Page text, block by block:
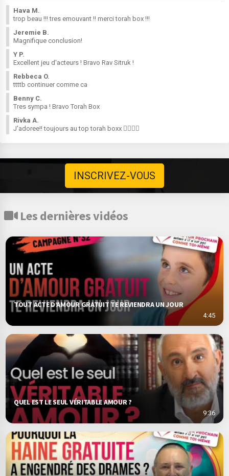
Hava M.
trop beau !!! tres emouvant !! merci torah box !!!
Jeremie B.
Magnifique conclusion!
Y P.
Excellent jeu d'acteurs ! Bravo Rav Sitruk !
Rebbeca O.
ttttb continuer comme ca
Benny C.
Tres sympa ! Bravo Torah Box
Rivka A.
J'adoree!! toujours au top torah boxx 👌🏻👌🏻
INSCRIVEZ-VOUS
Les dernières vidéos
TOUT ACTE D’AMOUR GRATUIT TE REVIENDRA UN JOUR
4:45
QUEL EST LE SEUL VÉRITABLE AMOUR ?
9:36